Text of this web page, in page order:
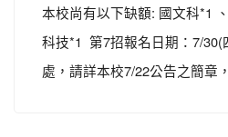
本校尚有以下缺額: 國文科*1
科技*1 第7招報名日期：7/30(
處，請詳本校7/22公告之簡章